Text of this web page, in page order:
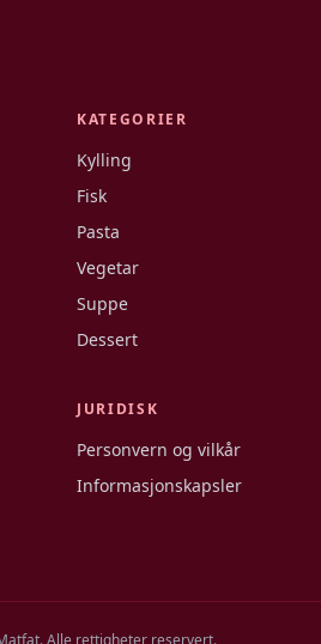
KATEGORIER
Kylling
Fisk
Pasta
Vegetar
Suppe
Dessert
JURIDISK
Personvern og vilkår
Informasjonskapsler
Alle rettigheter reservert.